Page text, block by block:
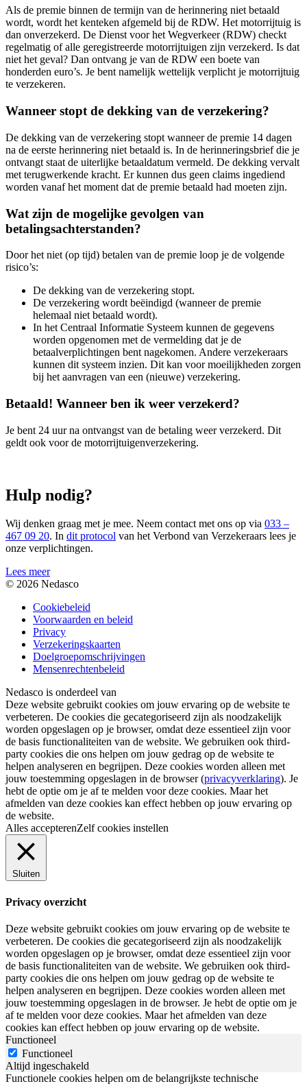
Als de premie binnen de termijn van de herinnering niet betaald
wordt, wordt het kenteken afgemeld bij de RDW. Het motorrijtuig is
dan onverzekerd. De Dienst voor het Wegverkeer (RDW) checkt
regelmatig of alle geregistreerde motorrijtuigen zijn verzekerd. Is dat
niet het geval? Dan ontvang je van de RDW een boete van
honderden euro’s. Je bent namelijk wettelijk verplicht je motorrijtuig
te verzekeren.
Wanneer stopt de dekking van de verzekering?
De dekking van de verzekering stopt wanneer de premie 14 dagen
na de eerste herinnering niet betaald is. In de herinneringsbrief die je
ontvangt staat de uiterlijke betaaldatum vermeld. De dekking vervalt
met terugwerkende kracht. Er kunnen dus geen claims ingediend
worden vanaf het moment dat de premie betaald had moeten zijn.
Wat zijn de mogelijke gevolgen van
betalingsachterstanden?
Door het niet (op tijd) betalen van de premie loop je de volgende
risico’s:
De dekking van de verzekering stopt.
De verzekering wordt beëindigd (wanneer de premie
helemaal niet betaald wordt).
In het Centraal Informatie Systeem kunnen de gegevens
worden opgenomen met de vermelding dat je de
betaalverplichtingen bent nagekomen. Andere verzekeraars
kunnen dit systeem inzien. Dit kan voor moeilijkheden zorgen
bij het aanvragen van een (nieuwe) verzekering.
Betaald! Wanneer ben ik weer verzekerd?
Je bent 24 uur na ontvangst van de betaling weer verzekerd. Dit
geldt ook voor de motorrijtuigenverzekering.
Hulp nodig?
Wij denken graag met je mee. Neem contact met ons op via 033 –
467 09 20. In dit protocol van het Verbond van Verzekeraars lees je
onze verplichtingen.
Lees meer
© 2026 Nedasco
Cookiebeleid
Voorwaarden en beleid
Privacy
Verzekeringskaarten
Doelgroepomschrijvingen
Mensenrechtenbeleid
Nedasco is onderdeel van
Deze website gebruikt cookies om jouw ervaring op de website te
verbeteren. De cookies die gecategoriseerd zijn als noodzakelijk
worden opgeslagen op je browser, omdat deze essentieel zijn voor
de basis functionaliteiten van de website. We gebruiken ook third-
party cookies die ons helpen om jouw gedrag op de website te
helpen analyseren en begrijpen. Deze cookies worden alleen met
jouw toestemming opgeslagen in de browser (privacyverklaring). Je
hebt de optie om je af te melden voor deze cookies. Maar het
afmelden van deze cookies kan effect hebben op jouw ervaring op
de website.
Alles accepterenZelf cookies instellen
Sluiten
Privacy overzicht
Deze website gebruikt cookies om jouw ervaring op de website te
verbeteren. De cookies die gecategoriseerd zijn als noodzakelijk
worden opgeslagen op je browser, omdat deze essentieel zijn voor
de basis functionaliteiten van de website. We gebruiken ook third-
party cookies die ons helpen om jouw gedrag op de website te
helpen analyseren en begrijpen. Deze cookies worden alleen met
jouw toestemming opgeslagen in de browser. Je hebt de optie om je
af te melden voor deze cookies. Maar het afmelden van deze
cookies kan effect hebben op jouw ervaring op de website.
Functioneel
Functioneel
Altijd ingeschakeld
Functionele cookies helpen om de belangrijkste technische